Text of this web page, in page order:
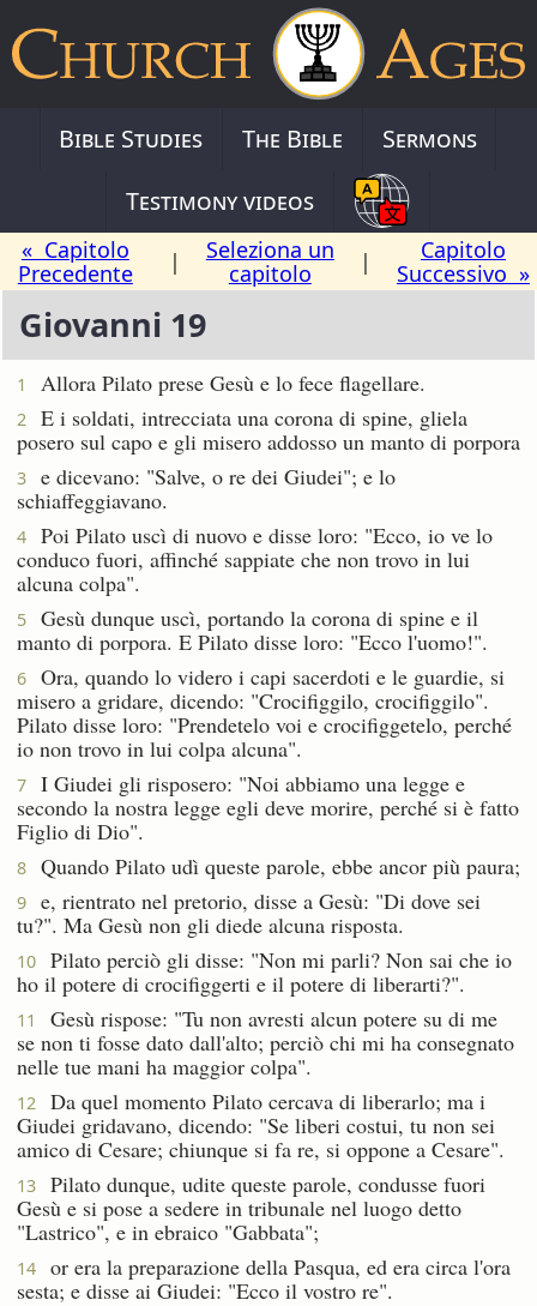
Bible Studies The Bible
Sermons
Testimony videos
« Capitolo
Precedente
|
Seleziona un
capitolo
|
Capitolo
Successivo »
Giovanni 19
1 Allora Pilato prese Gesù e lo fece flagellare.
2
E i soldati, intrecciata una corona di spine, gliela
posero sul capo e gli misero addosso un manto di porpora
3
e dicevano: "Salve, o re dei Giudei"; e lo
schiaffeggiavano.
4
Poi Pilato uscì di nuovo e disse loro: "Ecco, io ve lo
conduco fuori, affinché sappiate che non trovo in lui
alcuna colpa".
5
Gesù dunque uscì, portando la corona di spine e il
manto di porpora. E Pilato disse loro: "Ecco l'uomo!".
6
Ora, quando lo videro i capi sacerdoti e le guardie, si
misero a gridare, dicendo: "Crocifiggilo, crocifiggilo".
Pilato disse loro: "Prendetelo voi e crocifiggetelo, perché
io non trovo in lui colpa alcuna".
7
I Giudei gli risposero: "Noi abbiamo una legge e
secondo la nostra legge egli deve morire, perché si è fatto
Figlio di Dio".
8 Quando Pilato udì queste parole, ebbe ancor più paura;
9
e, rientrato nel pretorio, disse a Gesù: "Di dove sei
tu?". Ma Gesù non gli diede alcuna risposta.
10
Pilato perciò gli disse: "Non mi parli? Non sai che io
ho il potere di crocifiggerti e il potere di liberarti?".
11
Gesù rispose: "Tu non avresti alcun potere su di me
se non ti fosse dato dall'alto; perciò chi mi ha consegnato
nelle tue mani ha maggior colpa".
12
Da quel momento Pilato cercava di liberarlo; ma i
Giudei gridavano, dicendo: "Se liberi costui, tu non sei
amico di Cesare; chiunque si fa re, si oppone a Cesare".
13
Pilato dunque, udite queste parole, condusse fuori
Gesù e si pose a sedere in tribunale nel luogo detto
"Lastrico", e in ebraico "Gabbata";
14
or era la preparazione della Pasqua, ed era circa l'ora
sesta; e disse ai Giudei: "Ecco il vostro re".